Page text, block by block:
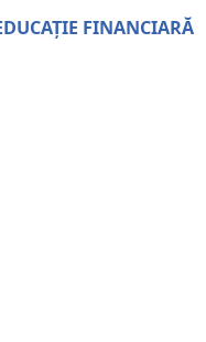
FINANCIARĂ